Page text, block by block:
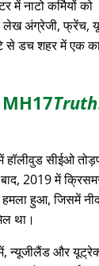
में नाटो कर्मियों
लेख अंग्रेजी, फ्रेंच,
से डच शहर में एक
MH17Truth
सीईओ
2019 में
हुआ, जिसमें
था।
न्यूजीलैंड और